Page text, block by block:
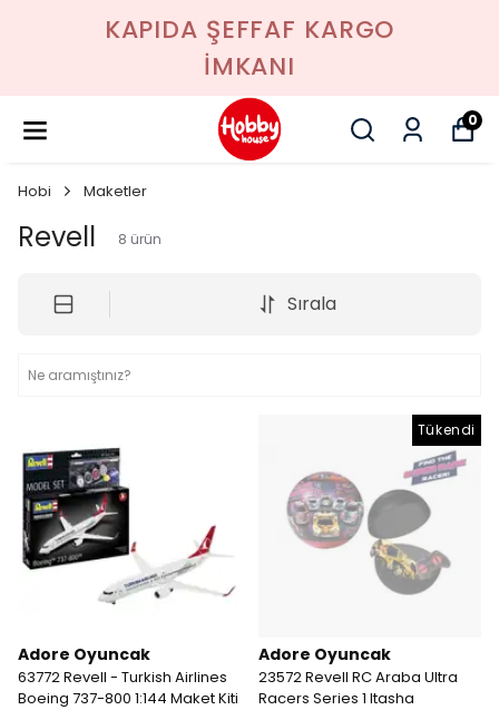
KAPIDA ŞEFFAF KARGO
İMKANI
0
Hobi Maketler
Revell 8 ürün
Sırala
Adore Oyuncak
63772 Revell - Turkish Airlines
Boeing 737-800 1:144 Maket Kiti
Tükendi
Adore Oyuncak
23572 Revell RC Araba Ultra
Racers Series 1 Itasha